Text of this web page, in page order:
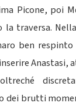
Picone, poi
la traversa.
ben respinto
Anastasi,
dei brutti